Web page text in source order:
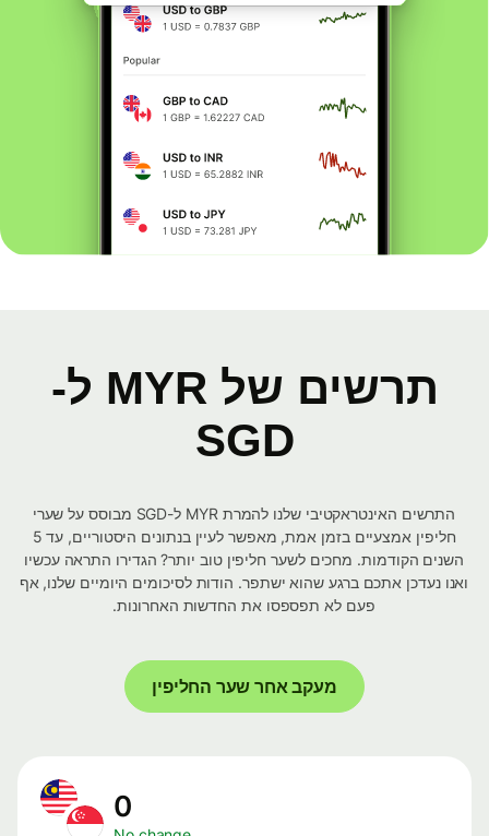
תרשים של MYR ל-
SGD
התרשים האינטראקטיבי שלנו להמרת MYR ל-SGD מבוסס על שערי
חליפין אמצעיים בזמן אמת, מאפשר לעיין בנתונים היסטוריים, עד 5
השנים הקודמות. מחכים לשער חליפין טוב יותר? הגדירו התראה עכשיו
ואנו נעדכן אתכם ברגע שהוא ישתפר. הודות לסיכומים היומיים שלנו, אף
פעם לא תפספסו את החדשות האחרונות.
מעקב אחר שער החליפין